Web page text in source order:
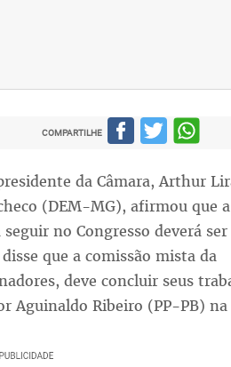
COMPARTILHE
da Câmara, Arthur
(DEM-MG), afirmou que a
no Congresso deverá
que a comissão mista da
deve concluir seus
Aguinaldo Ribeiro (PP-PB) na